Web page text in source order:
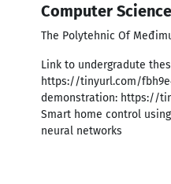
Computer Science
The Polytehnic Of
Link to undergradute
https://tinyurl.com/
demonstration: https://
Smart home control
neural networks